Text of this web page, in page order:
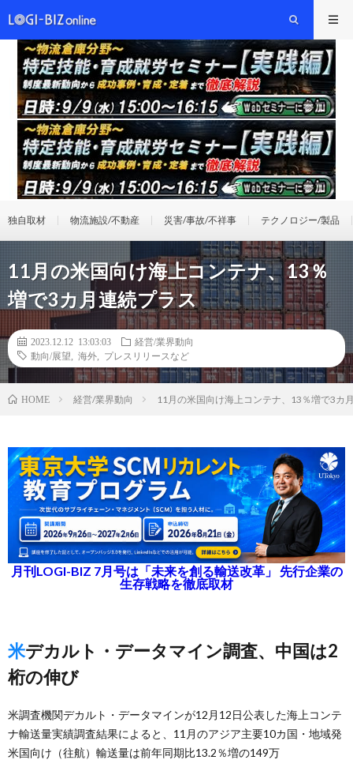
独自取材 物流施設/不動産 災害/事故/不祥事 テクノロジー/製品
11月の米国向け海上コンテナ、13％
増で3カ月連続プラス
2023.12.12 13:03:03
経営/業界動向
動向/展望
海外 プレスリリースなど
HOME 経営/業界動向 11月の米国向け海上コンテナ、13％増で3カ
月刊LOGI-BIZ 7月号は「未来を創る輸送改革」 先行企業の
生存戦略を徹底取材
米デカルト・データマイン調査、中国は2
桁の伸び
米調査機関デカルト・データマインが12月12日公表した海上コンテ
ナ輸送量実績調査結果によると、11月のアジア主要10カ国・地域発
米国向け（往航）輸送量は前年同期比13.2％増の149万